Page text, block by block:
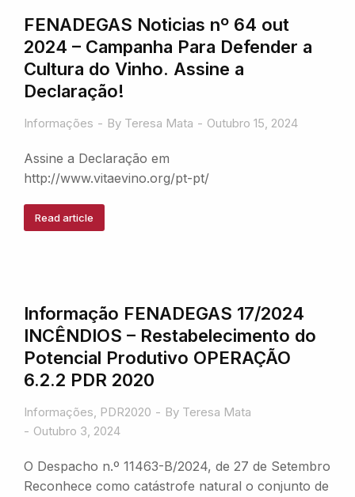
FENADEGAS Noticias nº 64 out
2024 – Campanha Para Defender a
Cultura do Vinho. Assine a
Declaração!
Informações By Teresa Mata Outubro 15, 2024
Assine a Declaração em
http://www.vitaevino.org/pt-pt/
Read article
Informação FENADEGAS 17/2024
INCÊNDIOS – Restabelecimento do
Potencial Produtivo OPERAÇÃO
6.2.2 PDR 2020
Informações, PDR2020 By Teresa Mata
Outubro 3, 2024
O Despacho n.º 11463-B/2024, de 27 de Setembro
Reconhece como catástrofe natural o conjunto de